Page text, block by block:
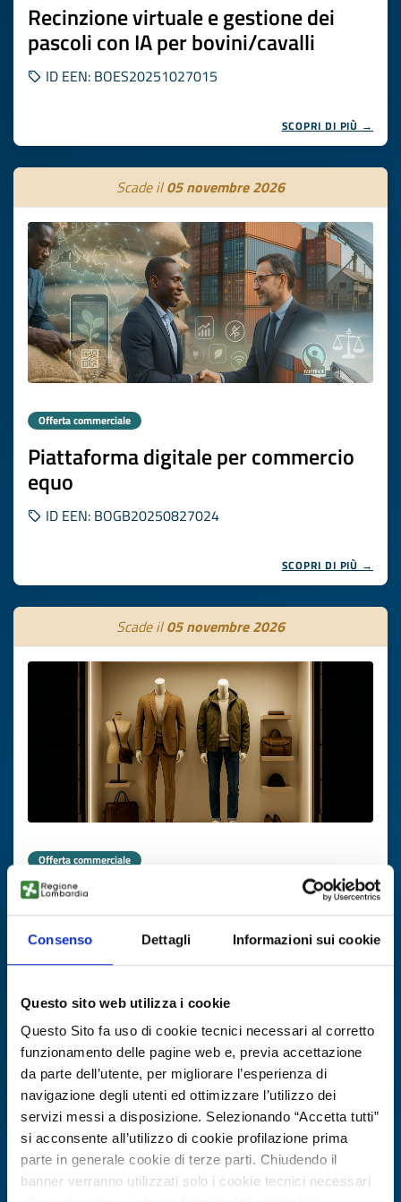
Consenso Dettagli Informazioni sui cookie
Questo sito web utilizza i cookie
Questo Sito fa uso di cookie tecnici necessari al corretto
funzionamento delle pagine web e, previa accettazione
da parte dell’utente, per migliorare l’esperienza di
navigazione degli utenti ed ottimizzare l’utilizzo dei
servizi messi a disposizione. Selezionando “Accetta tutti”
si acconsente all’utilizzo di cookie profilazione prima
parte in generale cookie di terze parti. Chiudendo il
banner verranno utilizzati solo i cookie tecnici necessari
Recinzione virtuale e gestione dei
pascoli con IA per bovini/cavalli
ID EEN: BOES20251027015
SCOPRI DI PIÙ →
Scade il05 novembre 2026
Offerta commerciale
Piattaforma digitale per commercio
equo
ID EEN: BOGB20250827024
SCOPRI DI PIÙ →
Scade il05 novembre 2026
Offerta commerciale
Soluzioni LED per arredo negozi
ID EEN: BRGR20251003011
Scade il05 novembre 2026